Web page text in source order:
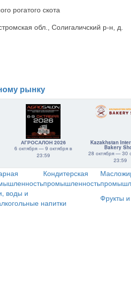
рогатого скота
обл., Солигаличский р-н, д.
рынку
АГРОСАЛОН 2026
6 октября — 9 октября в
23:59
Kazakhstan
Bakery
28 октября — 30
23:59
Кондитерская
промышленность
воды и
напитки
Фрукты